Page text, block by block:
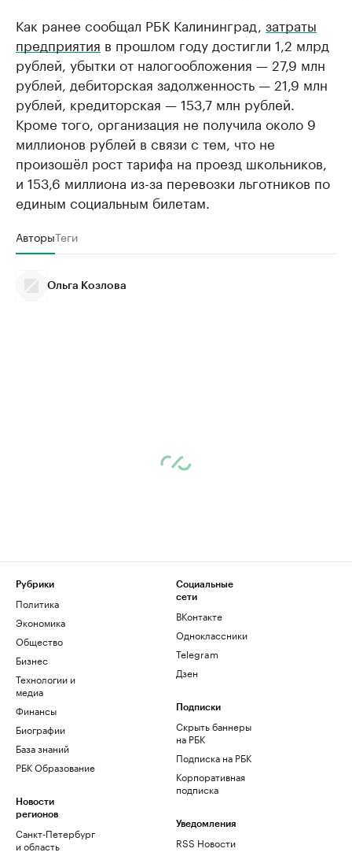
Как ранее сообщал РБК Калининград, затраты
предприятия в прошлом году достигли 1,2 млрд
рублей, убытки от налогообложения — 27,9 млн
рублей, дебиторская задолженность — 21,9 млн
рублей, кредиторская — 153,7 млн рублей.
Кроме того, организация не получила около 9
миллионов рублей в связи с тем, что не
произошёл рост тарифа на проезд школьников,
и 153,6 миллиона из-за перевозки льготников по
единым социальным билетам.
АвторыТеги
Ольга Козлова
Рубрики
Политика
Экономика
Общество
Бизнес
Технологии и
медиа
Финансы
Биографии
База знаний
РБК Образование
Новости
регионов
Санкт-Петербург
и область
Социальные
сети
ВКонтакте
Одноклассники
Telegram
Дзен
Подписки
Скрыть баннеры
на РБК
Подписка на РБК
Корпоративная
подписка
Уведомления
RSS Новости